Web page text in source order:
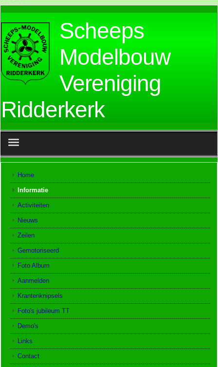
Scheeps
Modelbouw
Vereniging
Ridderkerk
No events
Home
Informatie
Activiteiten
Nieuws
Zeilen
Gemotoriseerd
Foto Album
Aanmelden
Krantenknipsels
Foto's jubileum TT
Demo's
Links
Contact